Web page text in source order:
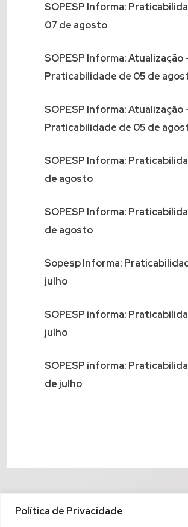
Política de Privacidade
SOPESP Informa:
07 de agosto
SOPESP Informa: Atualização
Praticabilidade de 05 de
SOPESP Informa: Atualização
Praticabilidade de 05 de
SOPESP Informa:
de agosto
SOPESP Informa:
de agosto
Sopesp Informa:
julho
SOPESP informa:
julho
SOPESP informa:
de julho